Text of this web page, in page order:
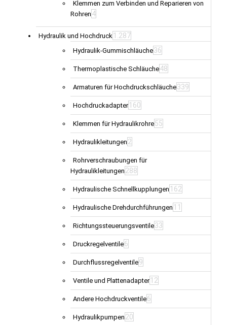
Klemmen zum Verbinden und Reparieren von
Rohren 4
Hydraulik und Hochdruck 1.287
Hydraulik-Gummischläuche36
Thermoplastische Schläuche48
Armaturen für Hochdruckschläuche339
Hochdruckadapter 160
Klemmen für Hydraulikrohre55
Hydraulikleitungen 2
Rohrverschraubungen für
Hydraulikleitungen 288
Hydraulische Schnellkupplungen 162
Hydraulische Drehdurchführungen 11
Richtungssteuerungsventile33
Druckregelventile6
Durchflussregelventile9
Ventile und Plattenadapter 12
Andere Hochdruckventile6
Hydraulikpumpen 20